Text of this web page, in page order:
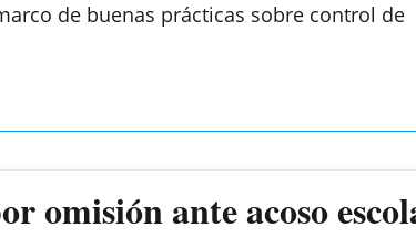
de buenas prácticas sobre control de
omisión ante acoso